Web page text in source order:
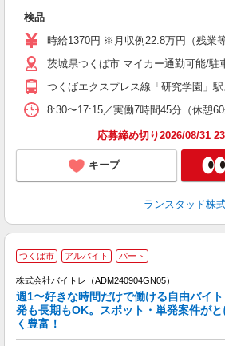
検品
時給1370円 ※月収例22.8万円（残業
茨城県つくば市 マイカー通勤可能/駐
つくばエクスプレス線「研究学園」
8:30〜17:15／実働7時間45分（休憩
応募締め切り2026/08/31
キープ
ランスタッド株
つくば市 アルバイト パート
株式会社バイトレ（ADM240904GN05）
週1〜好きな時間だけで働ける自由バイ
発も長期もOK。スポット・単発案件がと
く豊富！